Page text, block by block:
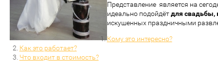
Представление является на
идеально подойдётдля свадьбы,
искушенных праздничными
Кому это интересно?
Как это работает?
Что входит в стоимость?